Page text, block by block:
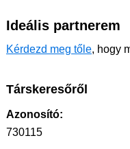
Ideális partnerem
Kérdezd meg tőle, hogy
Társkeresőről
Azonosító:
730115